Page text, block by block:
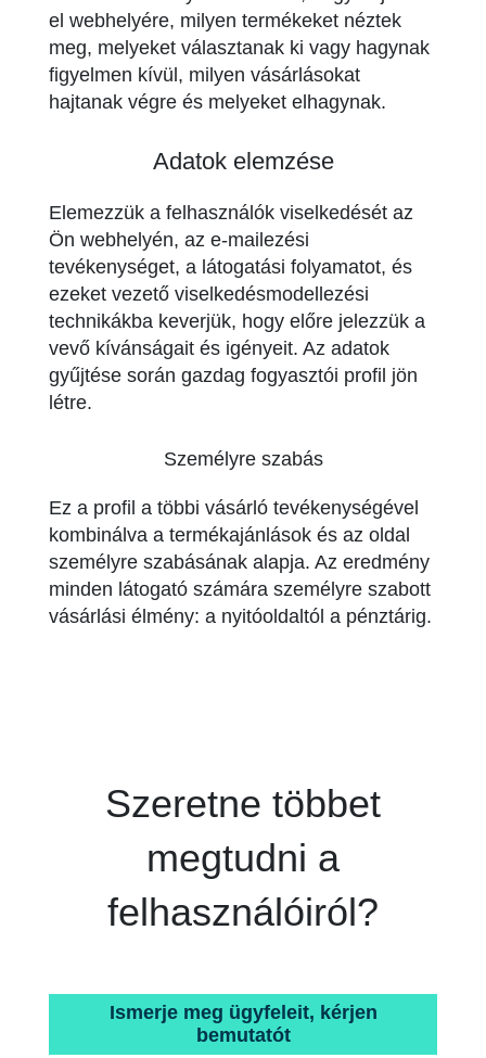
el webhelyére, milyen termékeket néztek
meg, melyeket választanak ki vagy hagynak
figyelmen kívül, milyen vásárlásokat
hajtanak végre és melyeket elhagynak.
Adatok elemzése
Elemezzük a felhasználók viselkedését az
Ön webhelyén, az e-mailezési
tevékenységet, a látogatási folyamatot, és
ezeket vezető viselkedésmodellezési
technikákba keverjük, hogy előre jelezzük a
vevő kívánságait és igényeit. Az adatok
gyűjtése során gazdag fogyasztói profil jön
létre.
Személyre szabás
Ez a profil a többi vásárló tevékenységével
kombinálva a termékajánlások és az oldal
személyre szabásának alapja. Az eredmény
minden látogató számára személyre szabott
vásárlási élmény: a nyitóoldaltól a pénztárig.
Szeretne többet
megtudni a
felhasználóiról?
Ismerje meg ügyfeleit, kérjen
bemutatót